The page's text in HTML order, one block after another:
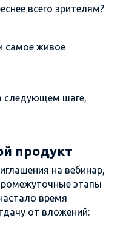
всего зрителям?
самое живое
следующем шаге,
продукт
на вебинар,
этапы
время
от вложений: